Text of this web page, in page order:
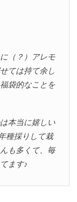
（？）アレモ
ては持て余し
袋的なことを
本当に嬉しい
種採りして栽
も多くて、毎
ます♪